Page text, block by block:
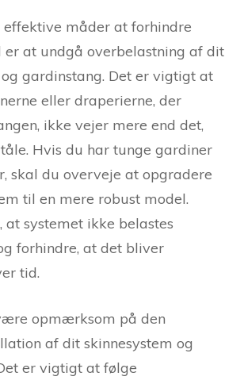
effektive måder at forhindre
er at undgå overbelastning af dit
gardinstang. Det er vigtigt at
eller draperierne, der
ikke vejer mere end det,
Hvis du har tunge gardiner
skal du overveje at opgradere
til en mere robust model.
at systemet ikke belastes
forhindre, at det bliver
tid.
opmærksom på den
af dit skinnesystem og
er vigtigt at følge